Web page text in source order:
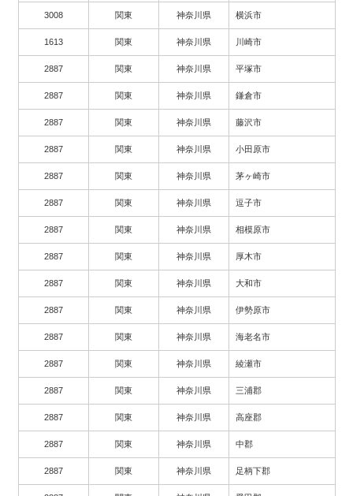
3008 関東 神奈川県 横浜市
1613 関東 神奈川県 川崎市
2887 関東 神奈川県 平塚市
2887 関東 神奈川県 鎌倉市
2887 関東 神奈川県 藤沢市
2887 関東 神奈川県 小田原市
2887 関東 神奈川県 茅ヶ崎市
2887 関東 神奈川県 逗子市
2887 関東 神奈川県 相模原市
2887 関東 神奈川県 厚木市
2887 関東 神奈川県 大和市
2887 関東 神奈川県 伊勢原市
2887 関東 神奈川県 海老名市
2887 関東 神奈川県 綾瀬市
2887 関東 神奈川県 三浦郡
2887 関東 神奈川県 高座郡
2887 関東 神奈川県 中郡
2887 関東 神奈川県 足柄下郡